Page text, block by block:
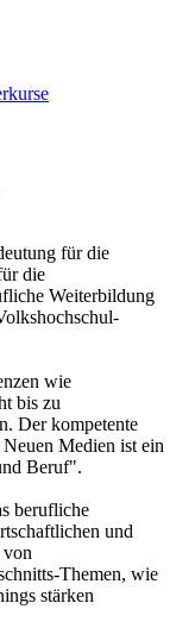
für die
die
Weiterbildung
wie
bis zu
Der kompetente
Medien ist ein
Beruf".
berufliche
und
Themen, wie
stärken